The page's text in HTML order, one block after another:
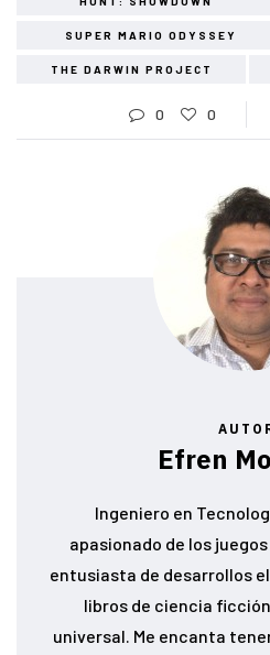
SUPER MARIO ODYSSEY
THE DARWIN PROJECT
0 0
Efren
Ingeniero en
apasionado de los
entusiasta de desarrollos
libros de ciencia
universal. Me encanta